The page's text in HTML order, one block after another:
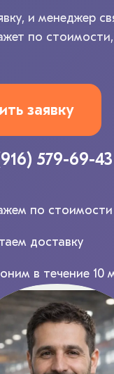
и менеджер
по
заявку
579-69-43
по
доставку
в течение 10